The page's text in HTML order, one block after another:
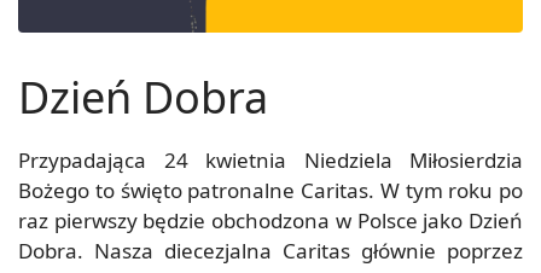
Dzień Dobra
Przypadająca 24 kwietnia Niedziela Miłosierdzia
Bożego to święto patronalne Caritas. W tym roku po
raz pierwszy będzie obchodzona w Polsce jako Dzień
Dobra. Nasza diecezjalna Caritas głównie poprzez